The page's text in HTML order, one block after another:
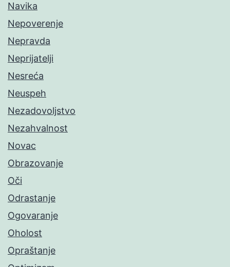
Navika
Nepoverenje
Nepravda
Neprijatelji
Nesreća
Neuspeh
Nezadovoljstvo
Nezahvalnost
Novac
Obrazovanje
Oči
Odrastanje
Ogovaranje
Oholost
Opraštanje